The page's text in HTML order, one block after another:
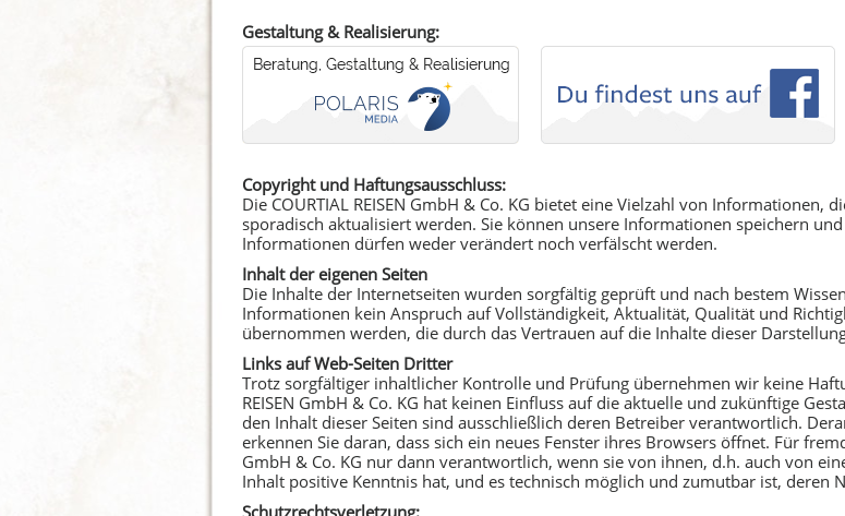
Gestaltung & Realisierung:
Copyright und Haftungsausschluss:
Die COURTIAL REISEN GmbH & Co. KG bietet eine Vielzahl von
sporadisch aktualisiert werden. Sie können unsere Informationen speichern
Informationen dürfen weder verändert noch verfälscht werden.
Inhalt der eigenen Seiten
Die Inhalte der Internetseiten wurden sorgfältig geprüft und nach bestem
Informationen kein Anspruch auf Vollständigkeit, Aktualität, Qualität und
übernommen werden, die durch das Vertrauen auf die Inhalte dieser
Links auf Web-Seiten Dritter
Trotz sorgfältiger inhaltlicher Kontrolle und Prüfung übernehmen wir keine
REISEN GmbH & Co. KG hat keinen Einfluss auf die aktuelle und zukünftige
den Inhalt dieser Seiten sind ausschließlich deren Betreiber verantwortlich.
erkennen Sie daran, dass sich ein neues Fenster ihres Browsers öffnet. Für
GmbH & Co. KG nur dann verantwortlich, wenn sie von ihnen, d.h. auch von
Inhalt positive Kenntnis hat, und es technisch möglich und zumutbar ist, deren
Schutzrechtsverletzung: